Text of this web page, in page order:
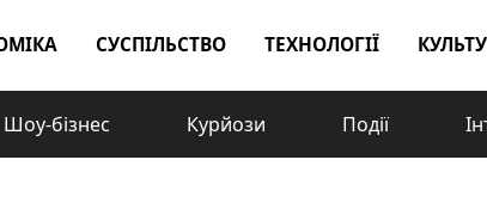
СУСПІЛЬСТВО ТЕХНОЛОГІЇ
Шоу-бізнес Курйози Події